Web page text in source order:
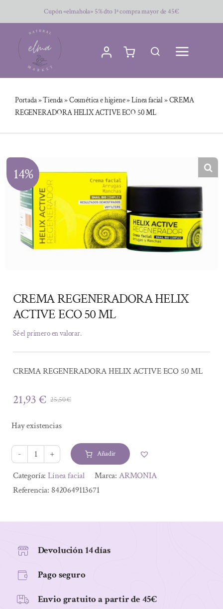
al
contenido
Cupón «elmahola» 5% dto 1ª compra mayor de 45€
Portada»Tienda»Cosmética e higiene»Línea facial»CREMA
REGENERADORA HELIX ACTIVE ECO 50 ML
14%
CREMA REGENERADORA HELIX
ACTIVE ECO 50 ML
Sé el primero en valorar.
CREMA REGENERADORA HELIX ACTIVE ECO 50 ML
25,50€El
era:
25,50 €.
21,93€
El
es:
21,93 €.
Hay existencias
CREMA
REGENERADORA
HELIX
ML
Añadir
Alternative:
Categoría:Línea facial Marca: ARMONIA
Referencia: 8420649113671
Devolución 14 días
Pago seguro
Envio gratuito a partir de 45€